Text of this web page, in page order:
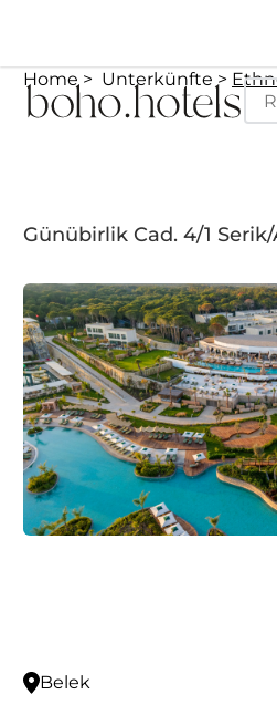
Home Unterkünfte
Günübirlik Cad. 4/1
Belek